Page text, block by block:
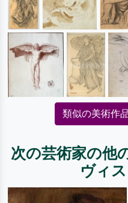
類似の美術作
次の芸術家の他
ヴィ